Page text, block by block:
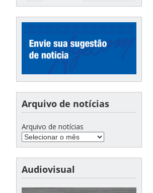
Arquivo de notícias
Arquivo de notícias
Audiovisual